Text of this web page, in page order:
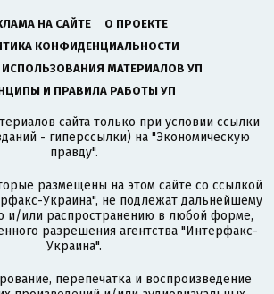
НА САЙТЕ
О ПРОЕКТЕ
КОНФИДЕНЦИАЛЬНОСТИ
ИСПОЛЬЗОВАНИЯ МАТЕРИАЛОВ УП
И ПРАВИЛА РАБОТЫ УП
сайта только при условии ссылки
- гиперссылки) на "Экономическую
правду".
размещены на этом сайте со ссылкой
Украина", не подлежат дальнейшему
и/или распространению в любой форме,
разрешения агентства "Интерфакс-
Украина".
перепечатка и воспроизведение